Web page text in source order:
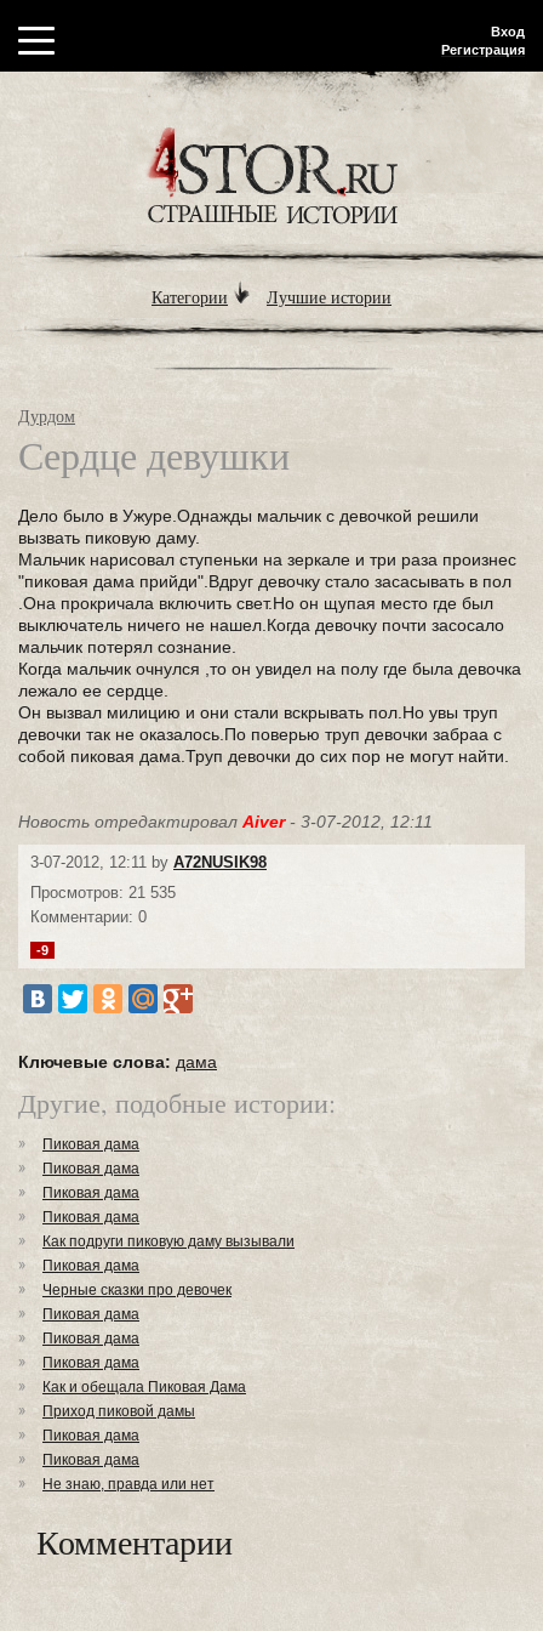
Вход
Регистрация
Категории Лучшие истории
Дурдом
Сердце девушки
Дело было в Ужуре.Однажды мальчик с девочкой решили
вызвать пиковую даму.
Мальчик нарисовал ступеньки на зеркале и три раза произнес
"пиковая дама прийди".Вдруг девочку стало засасывать в пол
.Она прокричала включить свет.Но он щупая место где был
выключатель ничего не нашел.Когда девочку почти засосало
мальчик потерял сознание.
Когда мальчик очнулся ,то он увидел на полу где была девочка
лежало ее сердце.
Он вызвал милицию и они стали вскрывать пол.Но увы труп
девочки так не оказалось.По поверью труп девочки забраа с
собой пиковая дама.Труп девочки до сих пор не могут найти.
Новость отредактировал Aiver- 3-07-2012, 12:11
3-07-2012, 12:11 by A72NUSIK98
Просмотров: 21 535
Комментарии: 0
-9
Ключевые слова: дама
Другие, подобные истории:
Пиковая дама
Пиковая дама
Пиковая дама
Пиковая дама
Как подруги пиковую даму вызывали
Пиковая дама
Черные сказки про девочек
Пиковая дама
Пиковая дама
Пиковая дама
Как и обещала Пиковая Дама
Приход пиковой дамы
Пиковая дама
Пиковая дама
Не знаю, правда или нет
Комментарии